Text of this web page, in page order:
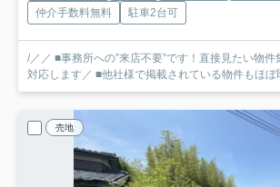
仲介手数料無料
駐車2台可
/／／ ■事務所への”来店不要”です！直接見たい物
対応します／ ■他社様で掲載されている物件もほぼ
売地